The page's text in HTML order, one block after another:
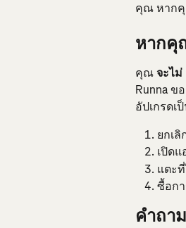
คุณ หากคุ
หากคุ
คุณ จะไม่
Runna ข
อัปเกรดเ
ยกเ
เปิด
แตะ
ซื้อก
คำถา